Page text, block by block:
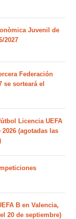
Juvenil de
2027
Federación
se sorteará el
Licencia UEFA
(agotadas las
B en Valencia,
20 de septiembre)